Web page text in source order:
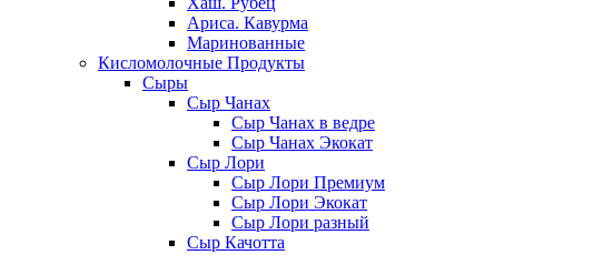
Ариса. Кавурма
Маринованные
Кисломолочные Продукты
Сыры
Сыр Чанах
Сыр Чанах в ведре
Сыр Чанах Экокат
Сыр Лори
Сыр Лори Премиум
Сыр Лори Экокат
Сыр Лори разный
Сыр Качотта